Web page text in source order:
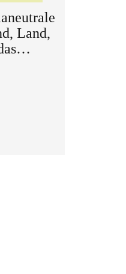
Land,